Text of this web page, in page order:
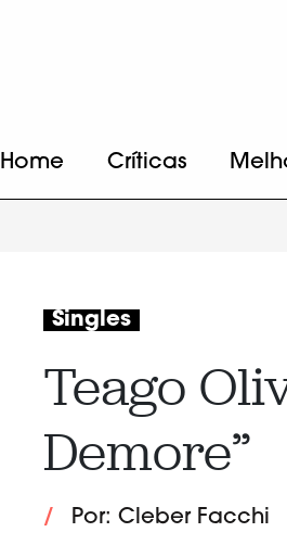
Home Críticas
Singles
Teago
Demore”
/ Por: Cleber Facchi